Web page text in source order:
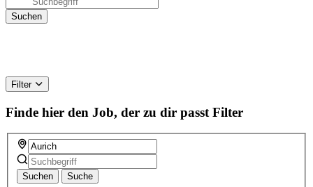
Filter
Finde hier den Job, der zu dir passt Filter
Suchen Suche